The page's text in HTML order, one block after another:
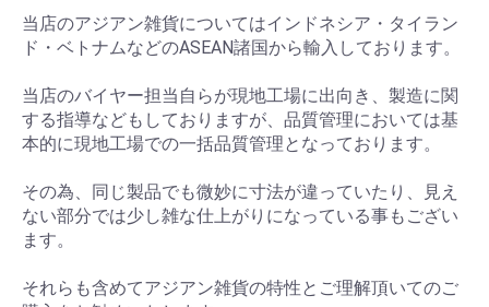
当店のアジアン雑貨についてはインドネシア・タイラン
ド・ベトナムなどのASEAN諸国から輸入しております。
当店のバイヤー担当自らが現地工場に出向き、製造に関
する指導などもしておりますが、品質管理においては基
本的に現地工場での一括品質管理となっております。
その為、同じ製品でも微妙に寸法が違っていたり、見え
ない部分では少し雑な仕上がりになっている事もござい
ます。
それらも含めてアジアン雑貨の特性とご理解頂いてのご